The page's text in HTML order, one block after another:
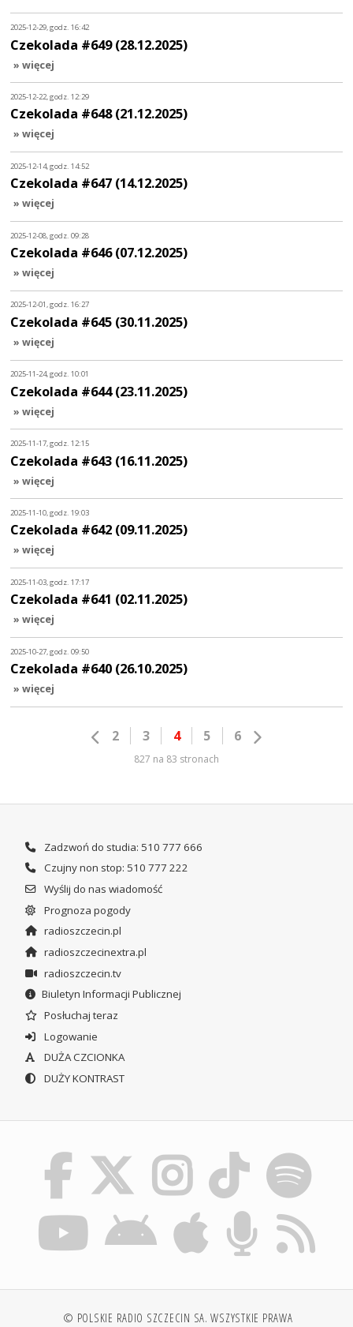
2025-12-29, godz. 16:42
Czekolada #649 (28.12.2025)
» więcej
2025-12-22, godz. 12:29
Czekolada #648 (21.12.2025)
» więcej
2025-12-14, godz. 14:52
Czekolada #647 (14.12.2025)
» więcej
2025-12-08, godz. 09:28
Czekolada #646 (07.12.2025)
» więcej
2025-12-01, godz. 16:27
Czekolada #645 (30.11.2025)
» więcej
2025-11-24, godz. 10:01
Czekolada #644 (23.11.2025)
» więcej
2025-11-17, godz. 12:15
Czekolada #643 (16.11.2025)
» więcej
2025-11-10, godz. 19:03
Czekolada #642 (09.11.2025)
» więcej
2025-11-03, godz. 17:17
Czekolada #641 (02.11.2025)
» więcej
2025-10-27, godz. 09:50
Czekolada #640 (26.10.2025)
» więcej
2 3 4 5 6
827 na 83 stronach
Zadzwoń do studia: 510 777 666
Czujny non stop: 510 777 222
Wyślij do nas wiadomość
Prognoza pogody
radioszczecin.pl
radioszczecinextra.pl
radioszczecin.tv
Biuletyn Informacji Publicznej
Posłuchaj teraz
Logowanie
DUŻA CZCIONKA
DUŻY KONTRAST
© POLSKIE RADIO SZCZECIN SA. WSZYSTKIE PRAWA